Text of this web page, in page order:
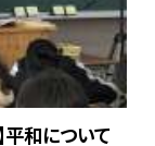
平和について